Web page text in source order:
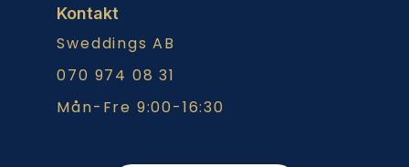
Kontakt
Sweddings AB
070 974 08 31
Mån-Fre 9:00-16:30